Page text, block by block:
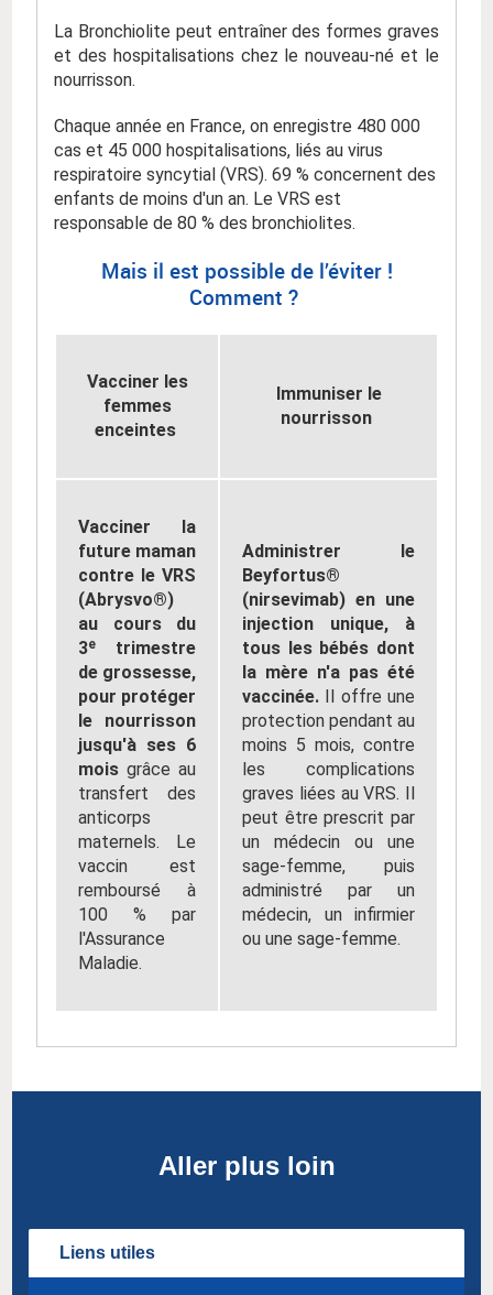
La Bronchiolite peut entraîner des formes graves
et des hospitalisations chez le nouveau-né et le
nourrisson.
Chaque année en France, on enregistre 480 000
cas et 45 000 hospitalisations, liés au virus
respiratoire syncytial (VRS). 69 % concernent des
enfants de moins d'un an. Le VRS est
responsable de 80 % des bronchiolites.
Mais il est possible de l’éviter !
Comment ?
Vacciner les
femmes
enceintes
Immuniser le
nourrisson
Vacciner la
future maman
contre le VRS
(Abrysvo®)
au cours du
3ᵉ trimestre
de grossesse,
pour protéger
le nourrisson
jusqu'à ses 6
mois grâce au
transfert des
anticorps
maternels. Le
vaccin est
remboursé à
100 % par
l'Assurance
Maladie.
Administrer le
Beyfortus®
(nirsevimab) en une
injection unique, à
tous les bébés dont
la mère n'a pas été
vaccinée. Il offre une
protection pendant au
moins 5 mois, contre
les complications
graves liées au VRS. Il
peut être prescrit par
un médecin ou une
sage-femme, puis
administré par un
médecin, un infirmier
ou une sage-femme.
Aller plus loin
Liens utiles